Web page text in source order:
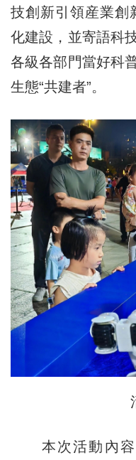
技創新引領産業創
化建設，並寄語科
各級各部門當好科
生態“共建者”。
本次活動內容